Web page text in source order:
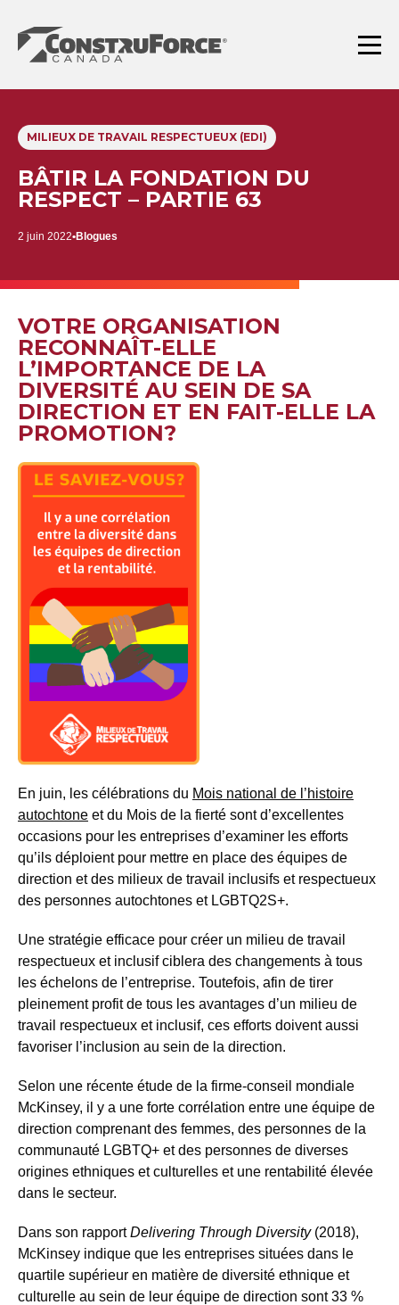
contenu
Menu
MILIEUX DE TRAVAIL RESPECTUEUX (EDI)
BÂTIR LA FONDATION DU
RESPECT – PARTIE 63
2 juin 2022 Blogues
VOTRE ORGANISATION
RECONNAÎT-ELLE
L’IMPORTANCE DE LA
DIVERSITÉ AU SEIN DE SA
DIRECTION ET EN FAIT-ELLE LA
PROMOTION?
En juin, les célébrations du Mois national de l’histoire
autochtone et du Mois de la fierté sont d’excellentes
occasions pour les entreprises d’examiner les efforts
qu’ils déploient pour mettre en place des équipes de
direction et des milieux de travail inclusifs et respectueux
des personnes autochtones et LGBTQ2S+.
Une stratégie efficace pour créer un milieu de travail
respectueux et inclusif ciblera des changements à tous
les échelons de l’entreprise. Toutefois, afin de tirer
pleinement profit de tous les avantages d’un milieu de
travail respectueux et inclusif, ces efforts doivent aussi
favoriser l’inclusion au sein de la direction.
Selon une récente étude de la firme-conseil mondiale
McKinsey, il y a une forte corrélation entre une équipe de
direction comprenant des femmes, des personnes de la
communauté LGBTQ+ et des personnes de diverses
origines ethniques et culturelles et une rentabilité élevée
dans le secteur.
Dans son rapportDelivering Through Diversity(2018),
McKinsey indique que les entreprises situées dans le
quartile supérieur en matière de diversité ethnique et
culturelle au sein de leur équipe de direction sont 33 %